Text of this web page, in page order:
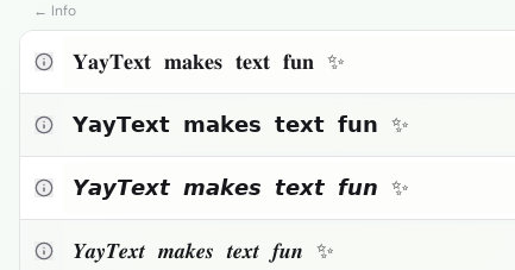
← Info
𝐘𝐚𝐲𝐓𝐞𝐱𝐭 𝐦𝐚𝐤𝐞𝐬 𝐭𝐞𝐱𝐭 𝐟𝐮𝐧 ✨
𝗬𝗮𝘆𝗧𝗲𝘅𝘁 𝗺𝗮𝗸𝗲𝘀 𝘁𝗲𝘅𝘁 𝗳𝘂𝗻 ✨
𝙔𝙖𝙮𝙏𝙚𝙭𝙩 𝙢𝙖𝙠𝙚𝙨 𝙩𝙚𝙭𝙩 𝙛𝙪𝙣 ✨
𝒀𝒂𝒚𝑻𝒆𝒙𝒕 𝒎𝒂𝒌𝒆𝒔 𝒕𝒆𝒙𝒕 𝒇𝒖𝒏 ✨